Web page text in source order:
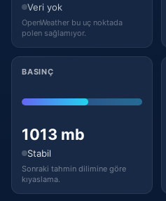
Veri yok
OpenWeather bu uç noktada
polen sağlamıyor.
BASINÇ
1013 mb
Stabil
Sonraki tahmin dilimine göre
kıyaslama.